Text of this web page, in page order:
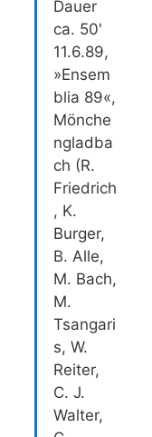
Dauer
ca. 50'
11.6.89,
»Ensem
blia 89«,
Mönche
ngladba
ch (R.
Friedrich
, K.
Burger,
B. Alle,
M. Bach,
M.
Tsangari
s, W.
Reiter,
C. J.
Walter,